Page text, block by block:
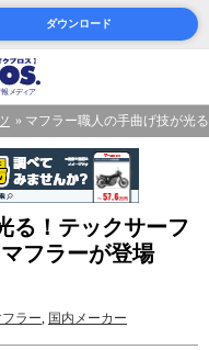
ダウンロード
マフラー職人の手曲げ技が光
る！テックサーフ
フラーが登場
フラー, 国内メーカー